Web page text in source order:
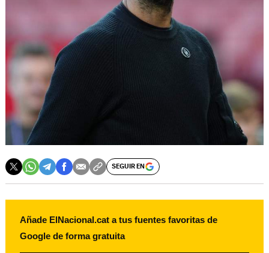
SEGUIR EN
Añade ElNacional.cat a tus fuentes favoritas de
Google de forma gratuita